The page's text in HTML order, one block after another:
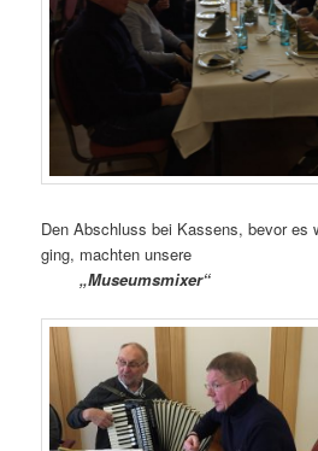
Den Abschluss bei Kassens, bevor es
ging, machten
„Museumsmixer“